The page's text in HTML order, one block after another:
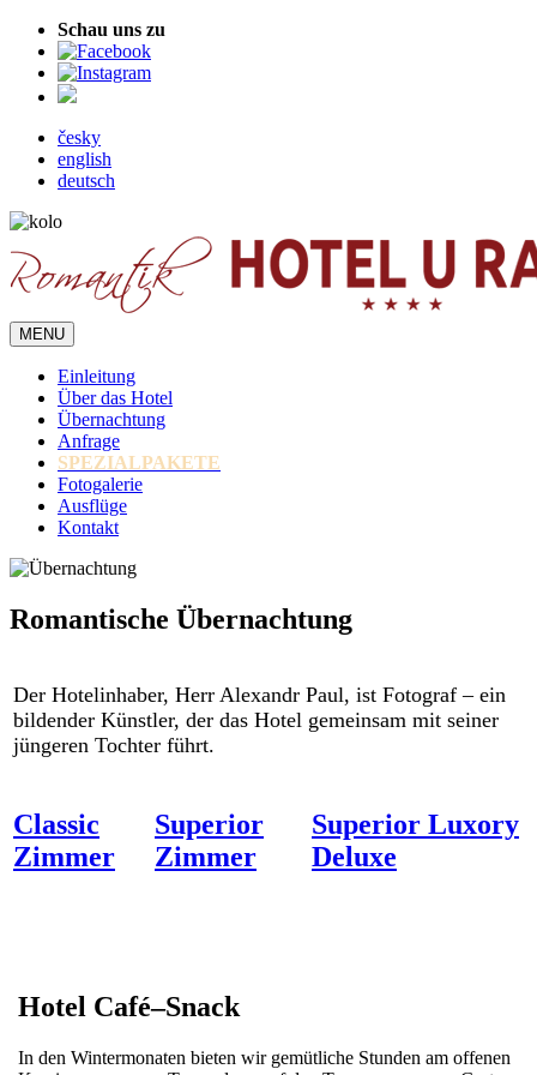
Schau uns zu
česky
english
deutsch
MENU
Einleitung
Über das Hotel
Übernachtung
Anfrage
SPEZIALPAKETE
Fotogalerie
Ausflüge
Kontakt
Romantische Übernachtung
Der Hotelinhaber, Herr Alexandr Paul, ist Fotograf – ein
bildender Künstler, der das Hotel gemeinsam mit seiner
jüngeren Tochter führt.
Classic
Zimmer
Superior
Zimmer
Superior Luxory
Deluxe
Hotel Café–Snack
In den Wintermonaten bieten wir gemütliche Stunden am offenen